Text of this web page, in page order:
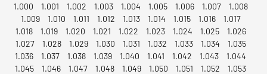
1.000
1.001 1.002 1.003 1.004 1.005 1.006 1.007
1.008
1.009
1.010 1.011 1.012 1.013 1.014 1.015 1.016
1.017
1.018
1.019 1.020 1.021 1.022 1.023 1.024 1.025
1.026
1.027
1.028 1.029 1.030 1.031 1.032 1.033 1.034
1.035
1.036
1.037 1.038 1.039 1.040 1.041 1.042 1.043
1.044
1.045
1.046 1.047 1.048 1.049 1.050 1.051 1.052
1.053